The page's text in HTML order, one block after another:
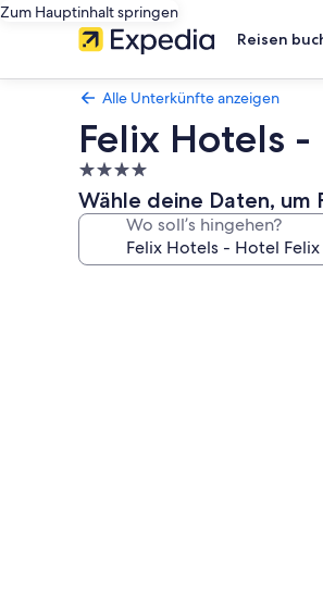
Zum Hauptinhalt springen
Reisen
Alle Unterkünfte anzeigen
Felix Hotels
4.0-
Sterne-
Unterkunft
Wähle deine Daten, um
Wo soll’s hingehen?